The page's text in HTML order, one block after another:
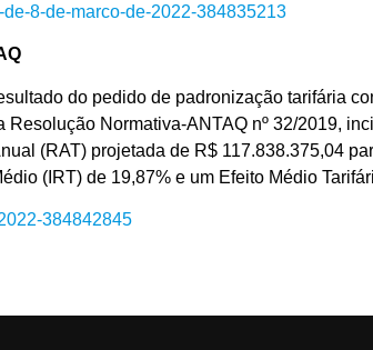
8-de-marco-de-2022-384835213
do pedido de padronização tarifária
Normativa-ANTAQ nº 32/2019,
(RAT) projetada de R$ 117.838.375,04
(IRT) de 19,87% e um Efeito Médio
384842845